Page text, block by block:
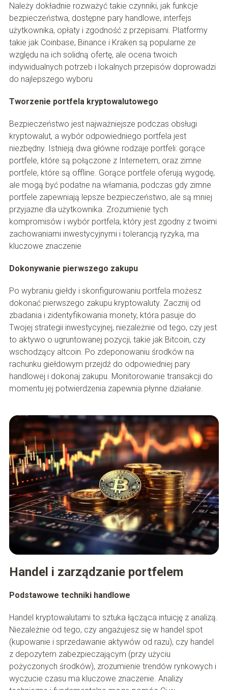
Należy dokładnie rozważyć takie czynniki, jak funkcje
bezpieczeństwa, dostępne pary handlowe, interfejs
użytkownika, opłaty i zgodność z przepisami. Platformy
takie jak Coinbase, Binance i Kraken są popularne ze
względu na ich solidną ofertę, ale ocena twoich
indywidualnych potrzeb i lokalnych przepisów doprowadzi
do najlepszego wyboru
Tworzenie portfela kryptowalutowego
Bezpieczeństwo jest najważniejsze podczas obsługi
kryptowalut, a wybór odpowiedniego portfela jest
niezbędny. Istnieją dwa główne rodzaje portfeli: gorące
portfele, które są połączone z Internetem, oraz zimne
portfele, które są offline. Gorące portfele oferują wygodę,
ale mogą być podatne na włamania, podczas gdy zimne
portfele zapewniają lepsze bezpieczeństwo, ale są mniej
przyjazne dla użytkownika. Zrozumienie tych
kompromisów i wybór portfela, który jest zgodny z twoimi
zachowaniami inwestycyjnymi i tolerancją ryzyka, ma
kluczowe znaczenie
Dokonywanie pierwszego zakupu
Po wybraniu giełdy i skonfigurowaniu portfela możesz
dokonać pierwszego zakupu kryptowaluty. Zacznij od
zbadania i zidentyfikowania monety, która pasuje do
Twojej strategii inwestycyjnej, niezależnie od tego, czy jest
to aktywo o ugruntowanej pozycji, takie jak Bitcoin, czy
wschodzący altcoin. Po zdeponowaniu środków na
rachunku giełdowym przejdź do odpowiedniej pary
handlowej i dokonaj zakupu. Monitorowanie transakcji do
momentu jej potwierdzenia zapewnia płynne działanie.
Handel i zarządzanie portfelem
Podstawowe techniki handlowe
Handel kryptowalutami to sztuka łącząca intuicję z analizą.
Niezależnie od tego, czy angażujesz się w handel spot
(kupowanie i sprzedawanie aktywów od razu), czy handel
z depozytem zabezpieczającym (przy użyciu
pożyczonych środków), zrozumienie trendów rynkowych i
wyczucie czasu ma kluczowe znaczenie. Analizy